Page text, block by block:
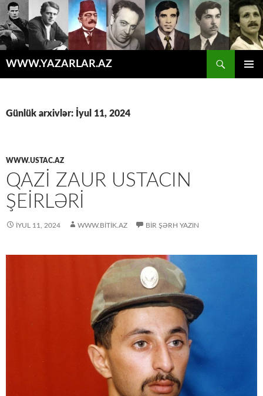
WWW.YAZARLAR.AZ
Günlük arxivlər: İyul 11, 2024
WWW.USTAC.AZ
QAZI ZAUR USTACIN
ŞEIRLƏRI
İYUL 11, 2024 WWW.BITIK.AZ BIR ŞƏRH YAZIN